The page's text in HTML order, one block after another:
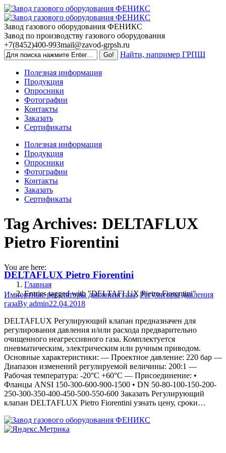
Skip
to
content
Завод газового оборудования ФЕНИКС
Завод по производству газового оборудования
+7(8452)400-993mail@zavod-grpsh.ru
Найти, например ГРПШ
Полезная информация
Продукция
Опросники
Фотографии
Контакты
Заказать
Сертификаты
Полезная информация
Продукция
Опросники
Фотографии
Контакты
Заказать
Сертификаты
Tag Archives: DELTAFLUX
Pietro Fiorentini
You are here:
Главная
Entries tagged with "DELTAFLUX Pietro Fiorentini"
DELTAFLUX Pietro Fiorentini
Импортные регуляторы давления газа,Регуляторы давления
газаBy admin22.04.2018
DELTAFLUX Регулирующий клапан предназначен для
регулирования давления и/или расхода предварительно
очищенного неагрессивного газа. Комплектуется
пневматическим, электрическим или ручным приводом.
Основные характеристики: — Проектное давление: 220 бар —
Диапазон изменений регулируемой величины: 200:1 —
Рабочая температура: -20°C +60°C — Присоединение: •
Фланцы ANSI 150-300-600-900-1500 • DN 50-80-100-150-200-
250-300-350-400-450-500-550-600 Заказать Регулирующий
клапан DELTAFLUX Pietro Fiorentini узнать цену, сроки…